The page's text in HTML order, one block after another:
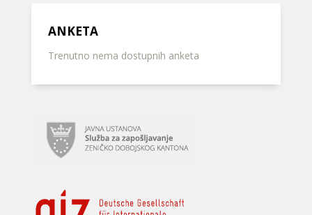
ANKETA
Trenutno nema dostupnih anketa